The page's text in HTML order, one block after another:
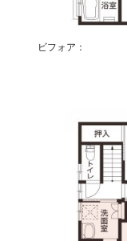
ビフォア：